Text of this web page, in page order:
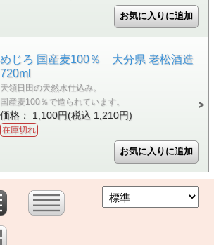
めじろ 国産麦100％ 大分県 老松酒造
720ml
天領日田の天然水仕込み。
国産麦100％で造られています。
価格： 1,100円(税込 1,210円)
在庫切れ